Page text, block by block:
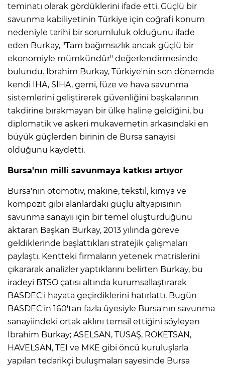
teminatı olarak gördüklerini ifade etti. Güçlü bir
savunma kabiliyetinin Türkiye için coğrafi konum
nedeniyle tarihi bir sorumluluk olduğunu ifade
eden Burkay, "Tam bağımsızlık ancak güçlü bir
ekonomiyle mümkündür" değerlendirmesinde
bulundu. İbrahim Burkay, Türkiye'nin son dönemde
kendi İHA, SİHA, gemi, füze ve hava savunma
sistemlerini geliştirerek güvenliğini başkalarının
takdirine bırakmayan bir ülke haline geldiğini, bu
diplomatik ve askeri mukavemetin arkasındaki en
büyük güçlerden birinin de Bursa sanayisi
olduğunu kaydetti.
Bursa'nın milli savunmaya katkısı artıyor
Bursa'nın otomotiv, makine, tekstil, kimya ve
kompozit gibi alanlardaki güçlü altyapısının
savunma sanayii için bir temel oluşturduğunu
aktaran Başkan Burkay, 2013 yılında göreve
geldiklerinde başlattıkları stratejik çalışmaları
paylaştı. Kentteki firmaların yetenek matrislerini
çıkararak analizler yaptıklarını belirten Burkay, bu
iradeyi BTSO çatısı altında kurumsallaştırarak
BASDEC'i hayata geçirdiklerini hatırlattı. Bugün
BASDEC'in 160'tan fazla üyesiyle Bursa'nın savunma
sanayiindeki ortak aklını temsil ettiğini söyleyen
İbrahim Burkay; ASELSAN, TUSAŞ, ROKETSAN,
HAVELSAN, TEI ve MKE gibi öncü kuruluşlarla
yapılan tedarikçi buluşmaları sayesinde Bursa